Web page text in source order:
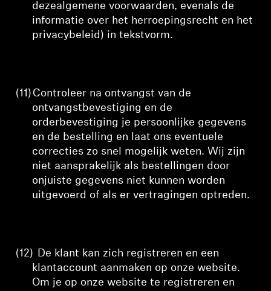
dezealgemene voorwaarden, evenals de
informatie over het herroepingsrecht en het
privacybeleid) in tekstvorm.
(11) Controleer na ontvangst van de
ontvangstbevestiging en de
orderbevestiging je persoonlijke gegevens
en de bestelling en laat ons eventuele
correcties zo snel mogelijk weten. Wij zijn
niet aansprakelijk als bestellingen door
onjuiste gegevens niet kunnen worden
uitgevoerd of als er vertragingen optreden.
(12) De klant kan zich registreren en een
klantaccount aanmaken op onze website.
Om je op onze website te registreren en